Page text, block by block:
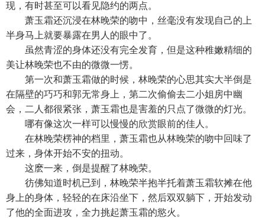
现，有时甚至可以看见隐约的两点。
萧玉霜还沉浸在林晚荣的吻中，丝毫没有发现自己的上
半身马上就要暴露在男人的眼中了。
虽然青涩的身体还没有完全发育，但是这种稚嫩精细的
美让林晚荣也不由的微微一愣。
第一次和萧玉霜做的时候，林晚荣的心思其实大半倒是
在隔壁的巧巧和郭无常身上，第二次偷偷去二小姐房中幽
会，二人都很紧张，萧玉霜也是害羞的只点了微微的灯光。
哪有像这次一样可以慢慢的欣赏眼前的佳人。
在林晚荣楞神的档里，萧玉霜也从林晚荣的吻中回味了
过来，身体开始不安的扭动。
这麽一来，倒是提醒了林晚荣。
彷佛知道时机已到，林晚荣半抱半托着萧玉霜软摊在他
身上的身体，轻轻的在床沿坐下，然后双双躺下，开始发动
了他的全面进攻，全力挑起萧玉霜的慾火。